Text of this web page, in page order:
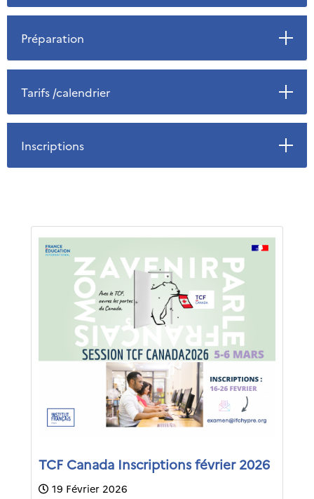
Préparation
Tarifs /calendrier
Inscriptions
TCF Canada Inscriptions février 2026
19 Février 2026